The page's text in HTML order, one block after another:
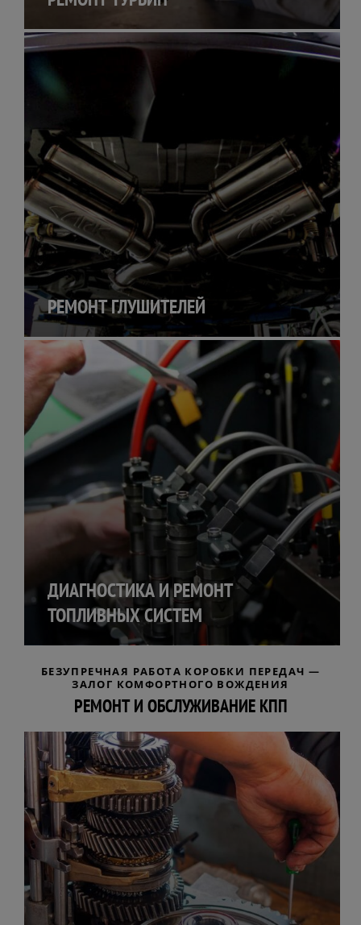
РЕМОНТ ГЛУШИТЕЛЕЙ
ДИАГНОСТИКА И РЕМОНТ
ТОПЛИВНЫХ СИСТЕМ
БЕЗУПРЕЧНАЯ РАБОТА КОРОБКИ ПЕРЕДАЧ —
ЗАЛОГ КОМФОРТНОГО ВОЖДЕНИЯ
РЕМОНТ И ОБСЛУЖИВАНИЕ КПП